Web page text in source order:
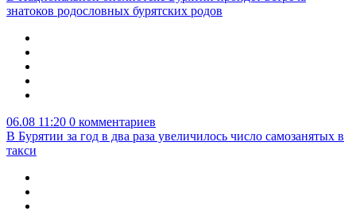
знатоков родословных бурятских родов
06.08 11:20 0 комментариев
В Бурятии за год в два раза увеличилось число самозанятых в
такси